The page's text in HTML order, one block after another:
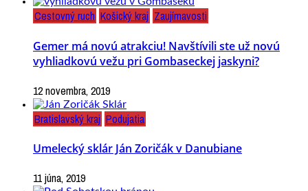
Cestovný ruch Košický kraj Zaujímavosti
Gemer má novú atrakciu! Navštívili ste už novú
vyhliadkovú vežu pri Gombaseckej jaskyni?
12 novembra, 2019
Bratislavský kraj Podujatia
Umelecký sklár Ján Zoričák v Danubiane
11 júna, 2019